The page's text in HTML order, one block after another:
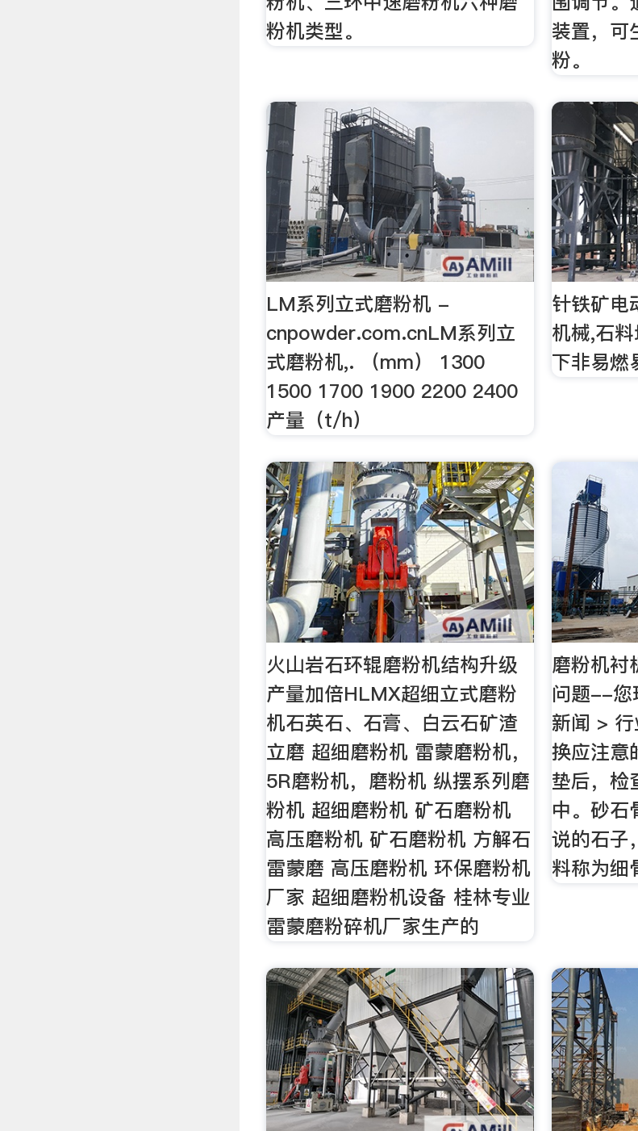
粉机类型。
装置，
粉。
LM系列立式磨粉机 -
cnpowder.com.cnLM系列立
式磨粉机,. （mm） 1300
1500 1700 1900 2200 2400
产量（t/h）
针铁矿电
机械,石
下非易燃
火山岩石环辊磨粉机结构升级
产量加倍HLMX超细立式磨粉
机石英石、石膏、白云石矿渣
立磨 超细磨粉机 雷蒙磨粉机，
5R磨粉机，磨粉机 纵摆系列磨
粉机 超细磨粉机 矿石磨粉机
高压磨粉机 矿石磨粉机 方解石
雷蒙磨 高压磨粉机 环保磨粉机
厂家 超细磨粉机设备 桂林专业
雷蒙磨粉碎机厂家生产的
磨粉机衬
问题--您
新闻 >
换应注意
垫后，检
中。砂石
说的石子
料称为